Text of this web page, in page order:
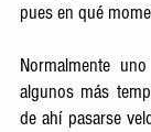
pues en qué
Normalmente
algunos más
de ahí pasarse